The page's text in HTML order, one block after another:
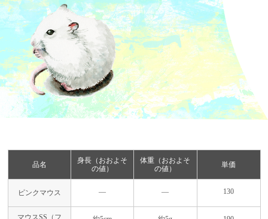
品名
身長（おおよそ
の値）
体重（おおよそ
の値）
単価
ピンクマウス ― ― 130